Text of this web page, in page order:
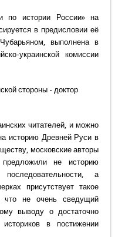
по истории России» на
в предисловии её
выполнена в
украинской комиссии
стороны - доктор
читателей, и можно
историю Древней Руси в
московские авторы
не историю
а
присутствует такое
что не очень сведущий
выводу о достаточно
в постижении